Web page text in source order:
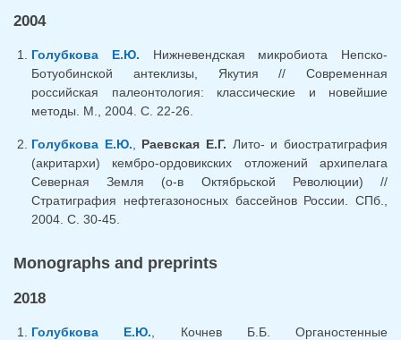
2004
Голубкова Е.Ю. Нижневендская микробиота Непско-
Ботуобинской антеклизы, Якутия // Современная
российская палеонтология: классические и новейшие
методы. М., 2004. С. 22-26.
Голубкова Е.Ю. Раевская Е.Г. Лито- и биостратиграфия
(акритархи) кембро-ордовикских отложений архипелага
Северная Земля (о-в Октябрьской Революции) //
Стратиграфия нефтегазоносных бассейнов России. СПб.,
2004. С. 30-45.
Monographs and preprints
2018
Голубкова Е.Ю. , Кочнев Б.Б. Органостенные